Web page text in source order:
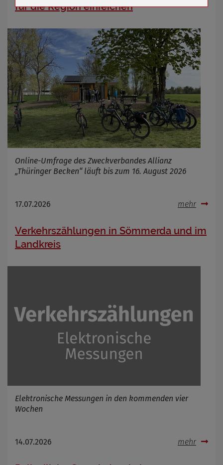
für die Region einreichen
Online-Umfrage des Zweckverbandes Allianz
„Thüringer Becken“ läuft bis zum 16. August 2026
17.07.2026 mehr
Verkehrszählungen in Sömmerda und im
Landkreis
Elektronische Messungen in den kommenden vier
Wochen
14.07.2026 mehr
OpenStreetMaps gesetzt werden
Anbieter
Zweck
Marketing/Tracking
Cookie Name
_osm_totp_token
Cookie Laufzeit
Name
Cookies die bei der Verwendung von
OpenWeatherAPI gesetzt werden
Anbieter
Cookie Name
Cookie Laufzeit